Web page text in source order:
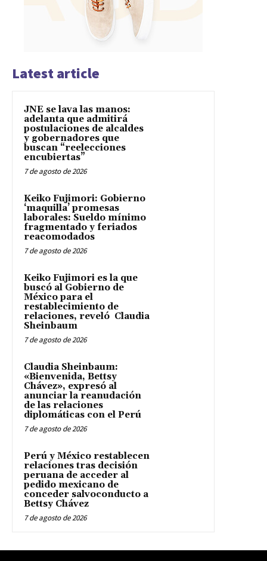
Latest article
JNE se lava las manos:
adelanta que admitirá
postulaciones de alcaldes
y gobernadores que
buscan “reelecciones
encubiertas”
7 de agosto de 2026
Keiko Fujimori: Gobierno
‘maquilla’ promesas
laborales: Sueldo mínimo
fragmentado y feriados
reacomodados
7 de agosto de 2026
Keiko Fujimori es la que
buscó al Gobierno de
México para el
restablecimiento de
relaciones, reveló Claudia
Sheinbaum
7 de agosto de 2026
Claudia Sheinbaum:
«Bienvenida, Bettsy
Chávez», expresó al
anunciar la reanudación
de las relaciones
diplomáticas con el Perú
7 de agosto de 2026
Perú y México restablecen
relaciones tras decisión
peruana de acceder al
pedido mexicano de
conceder salvoconducto a
Bettsy Chávez
7 de agosto de 2026